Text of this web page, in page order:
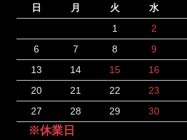
日 月 火 水
1
2
6
7 8 9
13
14 15 16
20
21 22 23
27
28 29 30
※休業日